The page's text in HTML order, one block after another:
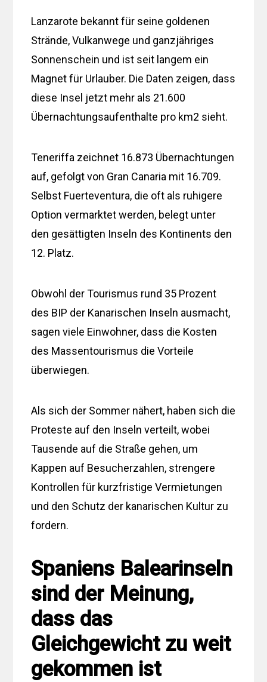
Lanzarote bekannt für seine goldenen
Strände, Vulkanwege und ganzjähriges
Sonnenschein und ist seit langem ein
Magnet für Urlauber. Die Daten zeigen, dass
diese Insel jetzt mehr als 21.600
Übernachtungsaufenthalte pro km2 sieht.
Teneriffa zeichnet 16.873 Übernachtungen
auf, gefolgt von Gran Canaria mit 16.709.
Selbst Fuerteventura, die oft als ruhigere
Option vermarktet werden, belegt unter
den gesättigten Inseln des Kontinents den
12. Platz.
Obwohl der Tourismus rund 35 Prozent
des BIP der Kanarischen Inseln ausmacht,
sagen viele Einwohner, dass die Kosten
des Massentourismus die Vorteile
überwiegen.
Als sich der Sommer nähert, haben sich die
Proteste auf den Inseln verteilt, wobei
Tausende auf die Straße gehen, um
Kappen auf Besucherzahlen, strengere
Kontrollen für kurzfristige Vermietungen
und den Schutz der kanarischen Kultur zu
fordern.
Spaniens Balearinseln
sind der Meinung,
dass das
Gleichgewicht zu weit
gekommen ist